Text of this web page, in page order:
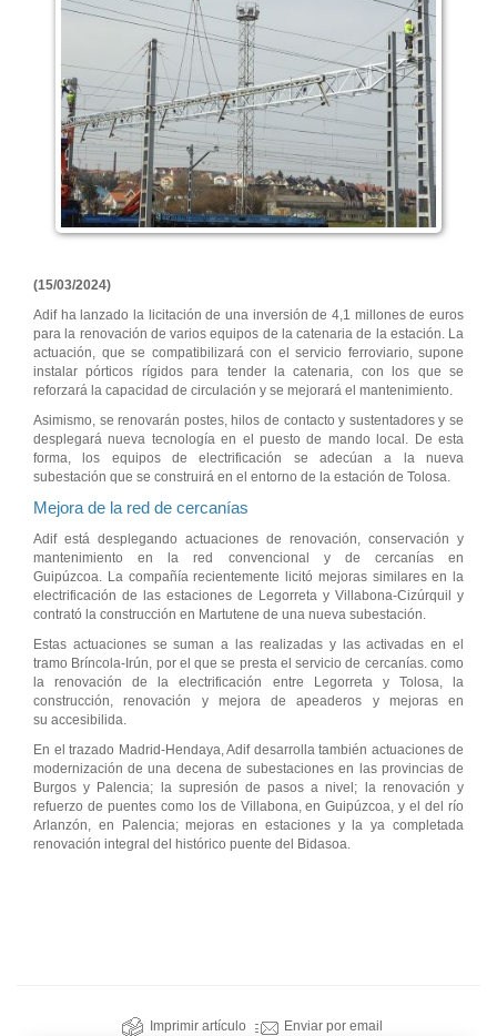
(15/03/2024)
Adif ha lanzado la licitación de una inversión de 4,1 millones de euros
para la renovación de varios equipos de la catenaria de la estación. La
actuación, que se compatibilizará con el servicio ferroviario, supone
instalar pórticos rígidos para tender la catenaria, con los que se
reforzará la capacidad de circulación y se mejorará el mantenimiento.
Asimismo, se renovarán postes, hilos de contacto y sustentadores y se
desplegará nueva tecnología en el puesto de mando local. De esta
forma, los equipos de electrificación se adecúan a la nueva
subestación que se construirá en el entorno de la estación de Tolosa.
Mejora de la red de cercanías
Adif está desplegando actuaciones de renovación, conservación y
mantenimiento en la red convencional y de cercanías en
Guipúzcoa. La compañía recientemente licitó mejoras similares en la
electrificación de las estaciones de Legorreta y Villabona-Cizúrquil y
contrató la construcción en Martutene de una nueva subestación.
Estas actuaciones se suman a las realizadas y las activadas en el
tramo Bríncola-Irún, por el que se presta el servicio de cercanías. como
la renovación de la electrificación entre Legorreta y Tolosa, la
construcción, renovación y mejora de apeaderos y mejoras en
su accesibilida.
En el trazado Madrid-Hendaya, Adif desarrolla también actuaciones de
modernización de una decena de subestaciones en las provincias de
Burgos y Palencia; la supresión de pasos a nivel; la renovación y
refuerzo de puentes como los de Villabona, en Guipúzcoa, y el del río
Arlanzón, en Palencia; mejoras en estaciones y la ya completada
renovación integral del histórico puente del Bidasoa.
Imprimir artículo Enviar por email